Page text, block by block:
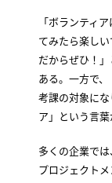
「ボランティ
てみたら楽し
だからぜひ！
ある。一方で
考課の対象に
ア」という言
多くの企業で
プロジェクト